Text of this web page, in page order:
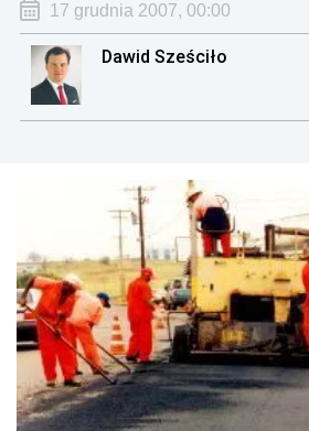
17 grudnia 2007, 00:00
Dawid Sześciło